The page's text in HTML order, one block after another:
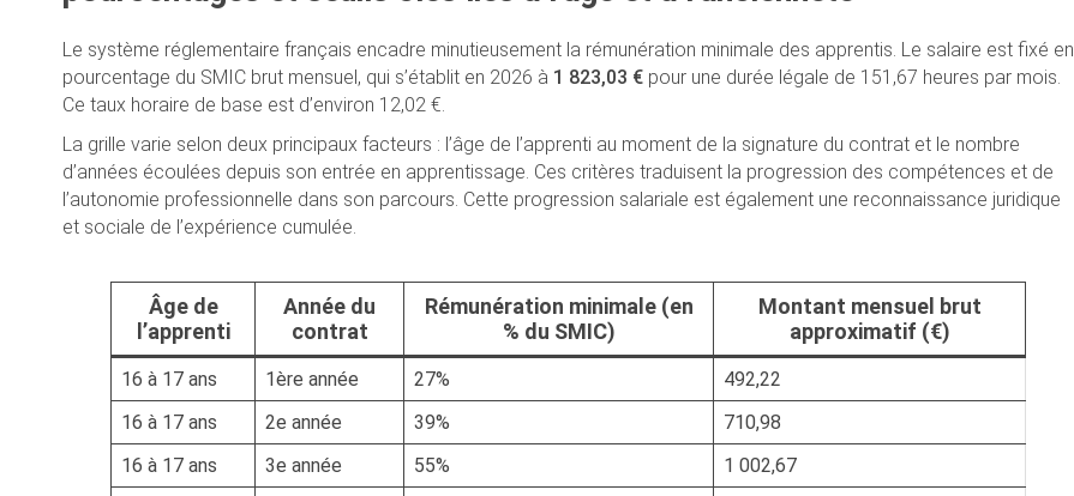
Le système réglementaire français encadre minutieusement la rémunération minimale des apprentis. Le salaire est fixé en
pourcentage du SMIC brut mensuel, qui s’établit en 2026 à 1 823,03 € pour une durée légale de 151,67 heures par mois.
Ce taux horaire de base est d’environ 12,02 €.
La grille varie selon deux principaux facteurs : l’âge de l’apprenti au moment de la signature du contrat et le nombre
d’années écoulées depuis son entrée en apprentissage. Ces critères traduisent la progression des compétences et de
l’autonomie professionnelle dans son parcours. Cette progression salariale est également une reconnaissance juridique
et sociale de l’expérience cumulée.
Âge de
l’apprenti
Année du
contrat
Rémunération minimale (en
% du SMIC)
Montant mensuel brut
approximatif (€)
16 à 17 ans 1ère année 27%
492,22
16 à 17 ans
2e année 39%
710,98
16 à 17 ans
3e année 55%
1 002,67